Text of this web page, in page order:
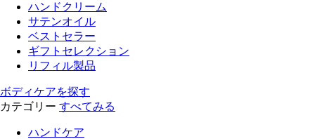
ハンドクリーム
サテンオイル
ベストセラー
ギフトセレクション
リフィル製品
ボディケアを探す
カテゴリー すべてみる
ハンドケア